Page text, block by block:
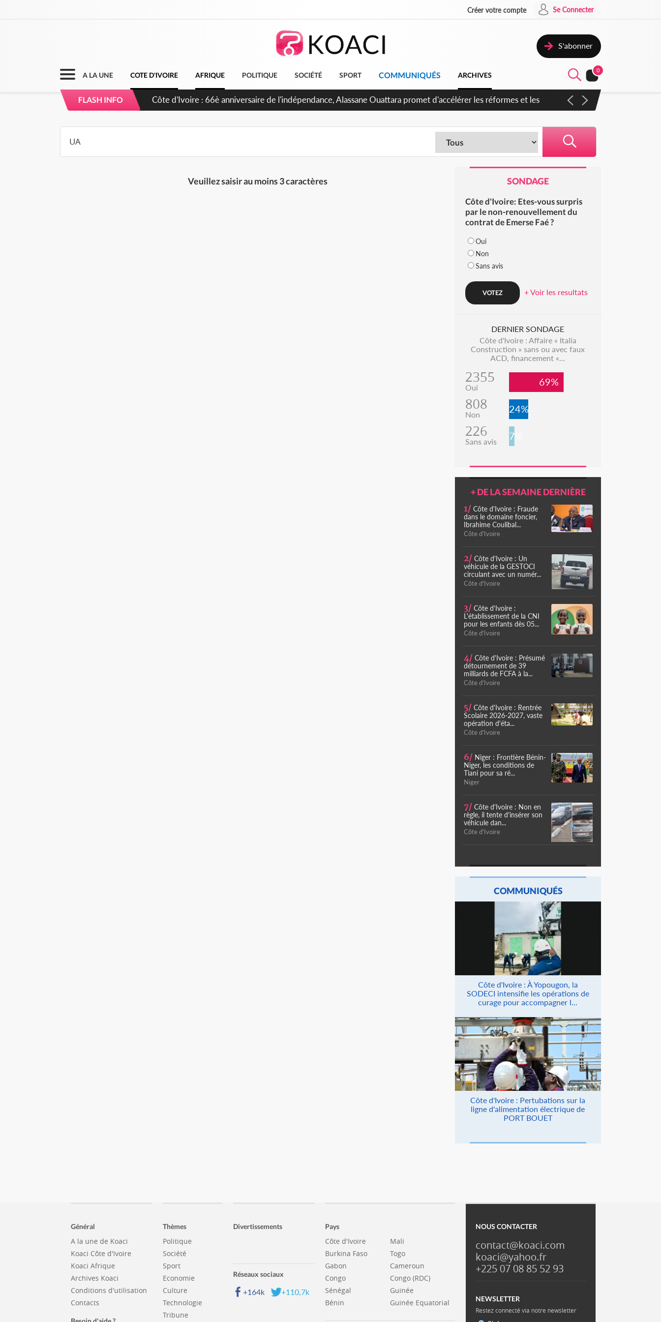
Créer votre compte Se Connecter
S'abonner
A LA UNE COTE D'IVOIRE AFRIQUE POLITIQUE SOCIÉTÉ SPORT COMMUNIQUÉS ARCHIVES
0
FLASH INFO
Côte d'Ivoire : 66è anniversaire de l'indépendance, Alassane Ouattara promet d'accélérer les réformes et les
Veuillez saisir au moins 3 caractères SONDAGE
Côte d'Ivoire: Etes-vous surpris
par le non-renouvellement du
contrat de Emerse Faé ?
Oui
Non
Sans avis
+ Voir les resultats
DERNIER SONDAGE
Côte d'Ivoire : Affaire « Italia
Construction » sans ou avec faux
ACD, financement «...
2355
Oui 69%
808
Non 24%
226
Sans avis 7%
+ DE LA SEMAINE DERNIÈRE
1/ Côte d'Ivoire : Fraude
dans le domaine foncier,
Ibrahime Coulibal...
Côte d'Ivoire
2/ Côte d'Ivoire : Un
véhicule de la GESTOCI
circulant avec un numér...
Côte d'Ivoire
3/ Côte d'Ivoire :
L'établissement de la CNI
pour les enfants dès 05...
Côte d'Ivoire
4/ Côte d'Ivoire : Présumé
détournement de 39
milliards de FCFA à la...
Côte d'Ivoire
5/ Côte d'Ivoire : Rentrée
Scolaire 2026-2027, vaste
opération d'éta...
Côte d'Ivoire
6/ Niger : Frontière Bénin-
Niger, les conditions de
Tiani pour sa ré...
Niger
7/ Côte d'Ivoire : Non en
règle, il tente d'insérer son
véhicule dan...
Côte d'Ivoire
COMMUNIQUÉS
Côte d'Ivoire : À Yopougon, la
SODECI intensifie les opérations de
curage pour accompagner l...
Côte d'Ivoire : Pertubations sur la
ligne d'alimentation électrique de
PORT BOUET
Général
A la une de Koaci
Koaci Côte d'Ivoire
Koaci Afrique
Archives Koaci
Conditions d'utilisation
Contacts
Thèmes
Politique
Société
Sport
Economie
Culture
Technologie
Tribune
Divertissements
Réseaux sociaux
+164k +110,7k
Pays
Côte d'Ivoire
Burkina Faso
Gabon
Congo
Sénégal
Bénin
Mali
Togo
Cameroun
Congo (RDC)
Guinée
Guinée Equatorial
NOUS CONTACTER
contact@koaci.com
koaci@yahoo.fr
+225 07 08 85 52 93
NEWSLETTER
Restez connecté via notre newsletter